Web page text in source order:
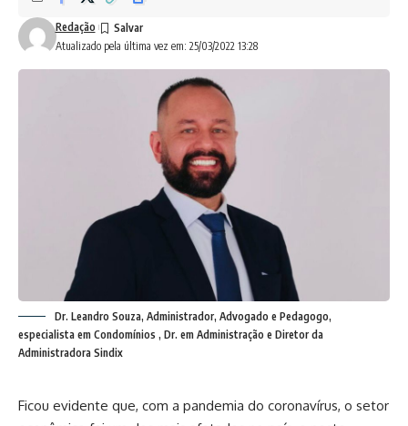
Atualizado pela última vez em: 25/03/2022 13:28
Redação
Dr. Leandro Souza, Administrador, Advogado e Pedagogo,
especialista em Condomínios , Dr. em Administração e Diretor da
Administradora Sindix
Ficou evidente que, com a pandemia do coronavírus, o setor